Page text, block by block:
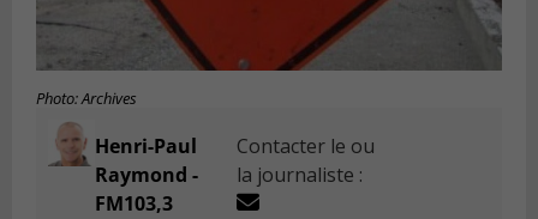
Photo: Archives
Henri-Paul
Raymond -
FM103,3
Contacter le ou
la journaliste :